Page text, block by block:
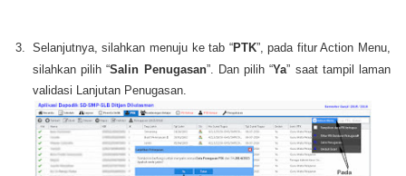
3. Selanjutnya, silahkan menuju ke tab “PTK”, pada fitur Action Menu,
silahkan pilih “Salin Penugasan”. Dan pilih “Ya” saat tampil laman
validasi Lanjutan Penugasan.